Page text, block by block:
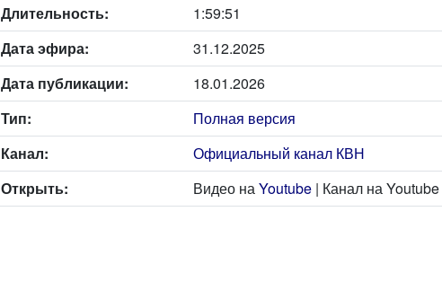
Длительность:
1:59:51
Дата эфира:
31.12.2025
Дата публикации:
18.01.2026
Тип:
Полная версия
Канал:
Официальный канал КВН
Открыть:
Видео наYoutube | Канал на Youtube